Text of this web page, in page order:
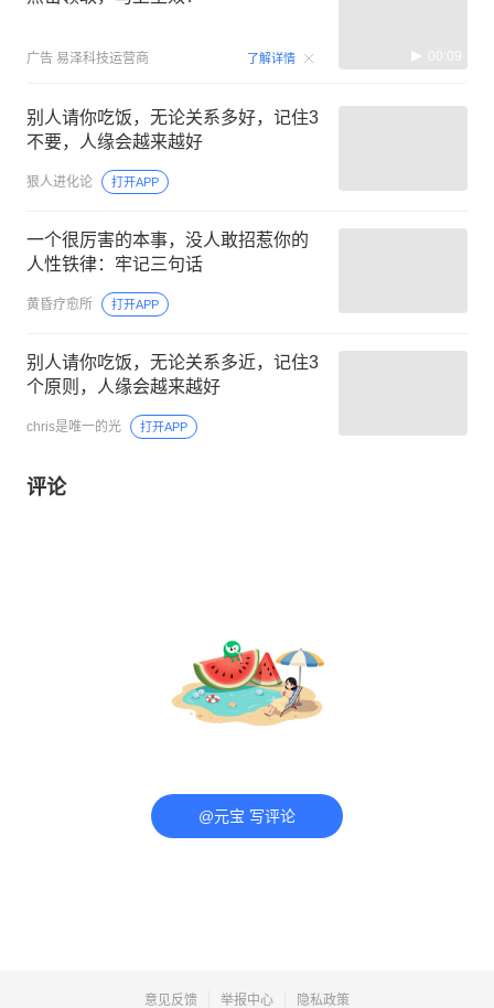
广告 易泽科技运营商 了解详情 00:09
别人请你吃饭，无论关系多好，记住3
不要，人缘会越来越好
狠人进化论 打开APP
一个很厉害的本事，没人敢招惹你的
人性铁律：牢记三句话
黄昏疗愈所 打开APP
别人请你吃饭，无论关系多近，记住3
个原则，人缘会越来越好
chris是唯一的光 打开APP
评论
@元宝 写评论
意见反馈 举报中心 隐私政策